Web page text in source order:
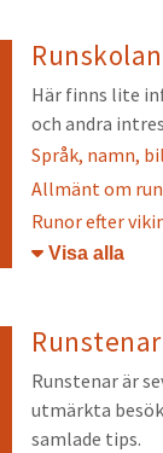
Runskolan
Här finns lite
och andra
Språk, namn,
Allmänt om
Runor efter
Öppna/stäng
Runstenar är
utmärkta
samlade tips.